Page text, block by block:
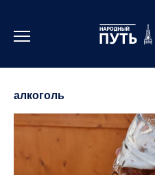
содержанию
алкоголь